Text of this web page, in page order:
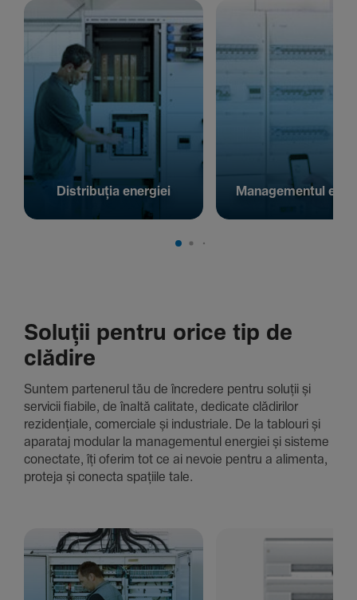
Distribuția energiei Managementul
Soluții pentru orice tip de
clădire
Suntem parte­nerul tău de încre­dere pentru soluții și
servicii fiabile, de înaltă cali­tate, dedi­cate clădi­rilor
rezi­den­țiale, comer­ciale și indus­triale. De la tablouri și
aparataj modular la managementul energiei și sisteme
conec­tate, îți oferim tot ce ai nevoie pentru a alimenta,
proteja și conecta spațiile tale.